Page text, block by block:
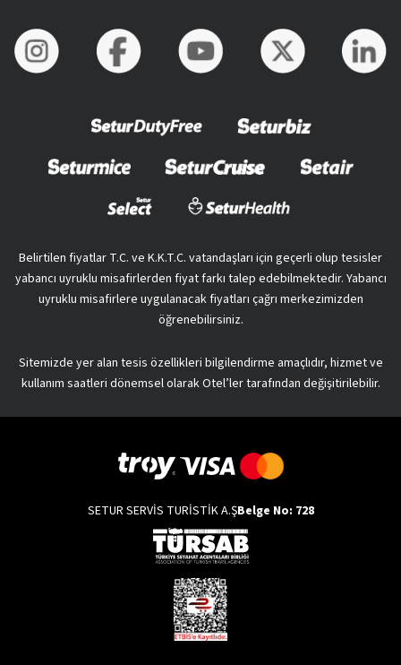
Belirtilen fiyatlar T.C. ve K.K.T.C. vatandaşları için geçerli olup tesisler
yabancı uyruklu misafirlerden fiyat farkı talep edebilmektedir. Yabancı
uyruklu misafirlere uygulanacak fiyatları çağrı merkezimizden
öğrenebilirsiniz.
Sitemizde yer alan tesis özellikleri bilgilendirme amaçlıdır, hizmet ve
kullanım saatleri dönemsel olarak Otel’ler tarafından değişitirilebilir.
SETUR SERVİS TURİSTİK A.ŞBelge No: 728